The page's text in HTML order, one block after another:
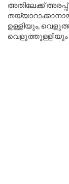
അതിലേക്ക്
ഉള്ളിയും,
വെളുത്തുള്ളിയും